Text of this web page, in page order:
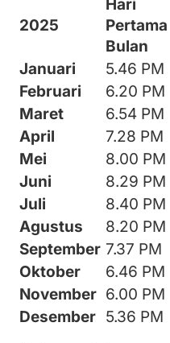
2025
Hari
Pertama
Bulan
Januari
5.46 PM
Februari
6.20 PM
Maret
6.54 PM
April
7.28 PM
Mei
8.00 PM
Juni
8.29 PM
Juli
8.40 PM
Agustus
8.20 PM
September 7.37 PM
Oktober
6.46 PM
November 6.00 PM
Desember 5.36 PM